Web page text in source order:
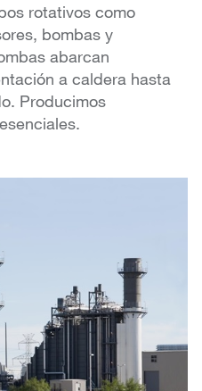
rotativos como
bombas y
abarcan
a caldera hasta
Producimos